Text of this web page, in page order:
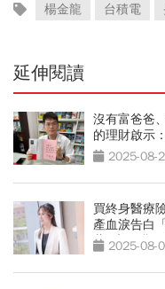
楊金龍 台積電
延伸閱讀
沒有富爸爸
的理財啟示
2025-08-
買終身醫療
產血淚告白
藏5大陷阱
2025-08-